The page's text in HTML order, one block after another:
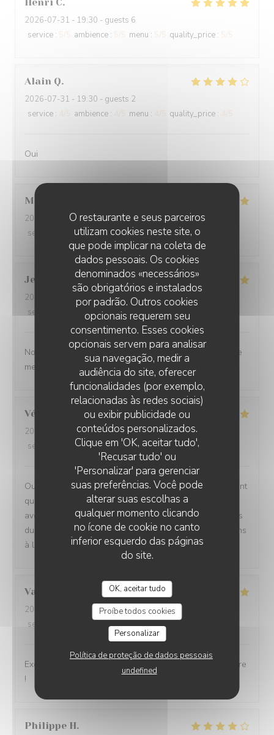
O restaurante e seus parceiros
utilizam cookies neste site, o
que pode implicar na coleta de
dados pessoais. Os cookies
denominados «necessários»
são obrigatórios e instalados
por padrão. Outros cookies
opcionais requerem seu
consentimento. Esses cookies
opcionais servem para analisar
sua navegação, medir a
audiência do site, oferecer
funcionalidades (por exemplo,
relacionadas às redes sociais)
ou exibir publicidade ou
conteúdos personalizados.
Clique em 'OK, aceitar tudo',
'Recusar tudo' ou
'Personalizar' para gerenciar
suas preferências. Você pode
alterar suas escolhas a
qualquer momento clicando
no ícone de cookie no canto
inferior esquerdo das páginas
do site.
OK, aceitar tudo
Proíbe todos cookies
Personalizar
Política de proteção de dados pessoais
undefined
2026-07-31 - 19:30 - guests 6
service : ambience : menu : quality_price :
Alain Q
2026-07-31 - 19:30 - guests 2
service : ambience : menu : quality_price :
Oui
Martine
2026-07-30 - 20:00 - guests 2
service
ambience :5/5 menu: 5/5 quality_price
Jean-Baptiste J
2026-07-30
- 19:30 - guests 2
service
ambience:5/5 menu :5/5 quality_price
Nous ne sommes mm jamais déçu. L’ail des ours reste le
meilleur restaurant d’Amiens et de loin.
Véronique D
2026-07-29
- 20:00 - guests 2
service
ambience:5 /5 menu:5/5 quality_price
Oui absolument nous recommandons votre établissement
qui est à la hauteur des recommandations que nous
avons eu Ce fut un moment délicieux dans tous les sens
du terme, belles et savoureuses découvertes, félicitations
à l ensemble du personnel en cuisine comme en salle
Valérie
2026-07-30
- 12:30 - guests 2
service
:5/5 menu:5/5
Excellente cuisine, raffinée, personnel très sympa, j'adore
!
Philippe H